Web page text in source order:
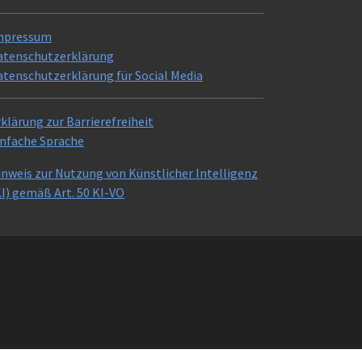
für Social Media
zur Barrierefreiheit
Sprache
zur Nutzung von Künstlicher Intelligenz
gemäß Art. 50 KI-VO